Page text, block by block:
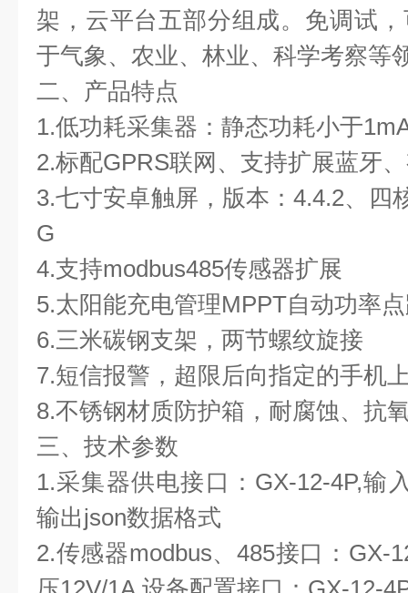
架，云平台五部分组成。免调试
于气象、农业、林业、科学考察等
二、产品特点
1.低功耗采集器：静态功耗小于
2.标配GPRS联网、支持扩展蓝牙
3.七寸安卓触屏，版本：4.4.2、
G
4.支持modbus485传感器扩展
5.太阳能充电管理MPPT自动功率
6.三米碳钢支架，两节螺纹旋接
7.短信报警，超限后向指定的手机
8.不锈钢材质防护箱，耐腐蚀、抗
三、技术参数
1.采集器供电接口：GX-12-4P,输
输出json数据格式
2.传感器modbus、485接口：GX-